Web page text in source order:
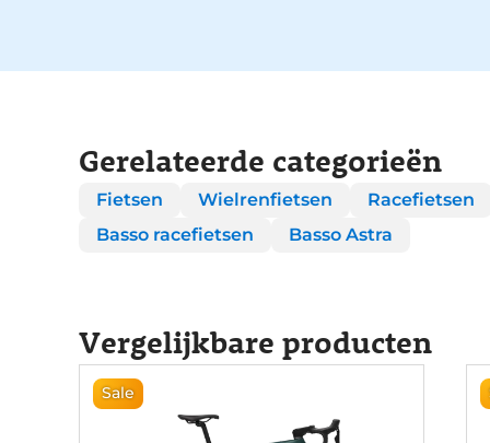
Gerelateerde categorieën
Fietsen Wielrenfietsen Racefietsen
Basso racefietsen
Basso Astra
Vergelijkbare producten
Sale